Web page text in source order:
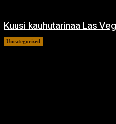
Kuusi kauhutarinaa Las
Uncategorized